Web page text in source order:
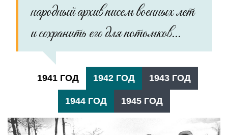
народный архив писем военных лет
и сохранить его для потомков...
1941 ГОД 1942 ГОД 1943 ГОД
1944 ГОД 1945 ГОД